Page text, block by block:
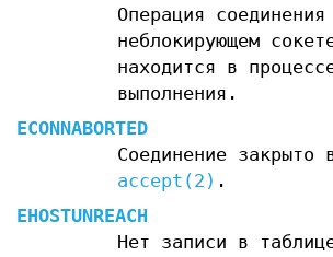
Операция соединения
неблокирующем
находится в
выполнения.
ECONNABORTED
Соединение закрыто
accept(2) .
EHOSTUNREACH
Нет записи в